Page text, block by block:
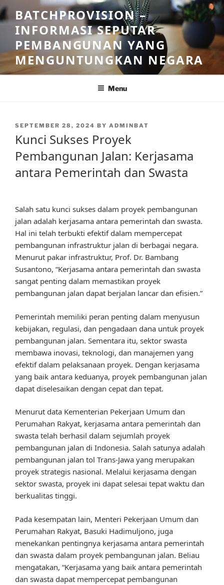
Skip
to
content
BATCHPROVISION –
INFORMASI SEPUTAR
PEMBANGUNAN YANG
MENGUNTUNGKAN NEGARA
Menu
POSTED
SEPTEMBER 28, 2024 BY ADMINBAT
Kunci Sukses Proyek
Pembangunan Jalan: Kerjasama
antara Pemerintah dan Swasta
Salah satu kunci sukses dalam proyek pembangunan
jalan adalah kerjasama antara pemerintah dan swasta.
Hal ini telah terbukti efektif dalam mempercepat
pembangunan infrastruktur jalan di berbagai negara.
Menurut pakar infrastruktur, Prof. Dr. Bambang
Susantono, “Kerjasama antara pemerintah dan swasta
sangat penting dalam memastikan proyek
pembangunan jalan dapat berjalan lancar dan efisien.”
Pemerintah memiliki peran penting dalam menyusun
kebijakan, regulasi, dan pengadaan dana untuk proyek
pembangunan jalan. Sementara itu, sektor swasta
membawa inovasi, teknologi, dan manajemen yang
efektif dalam pelaksanaan proyek. Dengan kerjasama
yang baik antara keduanya, proyek pembangunan jalan
dapat diselesaikan dengan cepat dan tepat.
Menurut data Kementerian Pekerjaan Umum dan
Perumahan Rakyat, kerjasama antara pemerintah dan
swasta telah berhasil dalam sejumlah proyek
pembangunan jalan di Indonesia. Salah satunya adalah
pembangunan jalan tol Trans-Jawa yang merupakan
proyek strategis nasional. Melalui kerjasama dengan
sektor swasta, proyek ini dapat selesai tepat waktu dan
berkualitas tinggi.
Pada kesempatan lain, Menteri Pekerjaan Umum dan
Perumahan Rakyat, Basuki Hadimuljono, juga
menekankan pentingnya kerjasama antara pemerintah
dan swasta dalam proyek pembangunan jalan. Beliau
mengatakan, “Kerjasama yang baik antara pemerintah
dan swasta dapat mempercepat pembangunan